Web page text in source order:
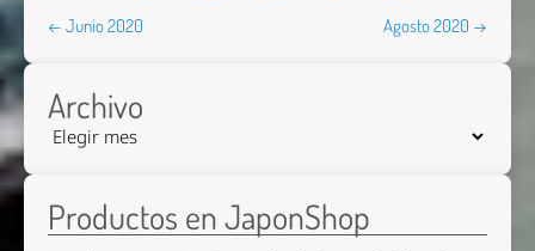
← Junio 2020 Agosto 2020 →
Archivo
Productos en JaponShop